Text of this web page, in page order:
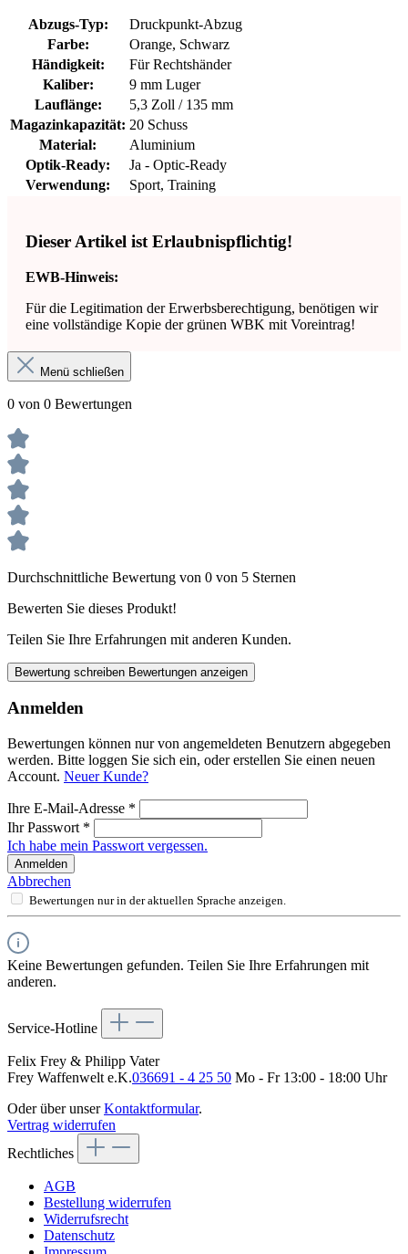
Abzugs-Typ:
Druckpunkt-Abzug
Farbe:
Orange, Schwarz
Händigkeit:
Für Rechtshänder
Kaliber:
9 mm Luger
Lauflänge:
5,3 Zoll / 135 mm
Magazinkapazität: 20 Schuss
Material:
Aluminium
Optik-Ready:
Ja - Optic-Ready
Verwendung:
Sport, Training
Dieser Artikel ist Erlaubnispflichtig!
EWB-Hinweis:
Für die Legitimation der Erwerbsberechtigung, benötigen wir
eine vollständige Kopie der grünen WBK mit Voreintrag!
Menü schließen
0 von 0 Bewertungen
Durchschnittliche Bewertung von 0 von 5 Sternen
Bewerten Sie dieses Produkt!
Teilen Sie Ihre Erfahrungen mit anderen Kunden.
Bewertung schreiben Bewertungen anzeigen
Anmelden
Bewertungen können nur von angemeldeten Benutzern abgegeben
werden. Bitte loggen Sie sich ein, oder erstellen Sie einen neuen
Account. Neuer Kunde?
Ihre E-Mail-Adresse *
Ihr Passwort *
Ich habe mein Passwort vergessen.
Anmelden
Abbrechen
Bewertungen nur in der aktuellen Sprache anzeigen.
Keine Bewertungen gefunden. Teilen Sie Ihre Erfahrungen mit
anderen.
Service-Hotline
Felix Frey & Philipp Vater
Frey Waffenwelt e.K.036691 - 4 25 50 Mo - Fr 13:00 - 18:00 Uhr
Oder über unserKontaktformular.
Vertrag widerrufen
Rechtliches
AGB
Bestellung widerrufen
Widerrufsrecht
Datenschutz